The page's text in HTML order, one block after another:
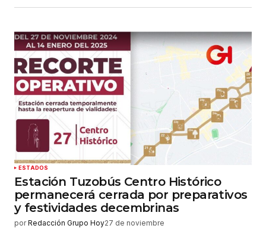
ESTADOS
Estación Tuzobús Centro Histórico
permanecerá cerrada por preparativos
y festividades decembrinas
por Redacción Grupo Hoy27 de noviembre